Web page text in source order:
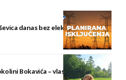
danas bez električne energije
Bokavića – vlasnik nudi